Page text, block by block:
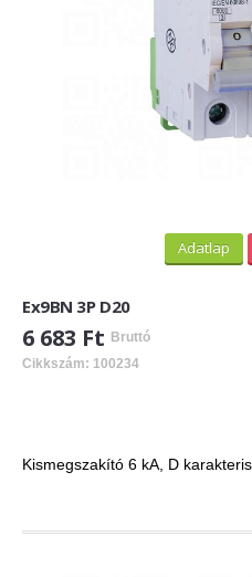
Adatlap
Ex9BN 3P D20
6 683 Ft Bruttó
Cikkszám: 100234
Kismegszakító 6 kA, D